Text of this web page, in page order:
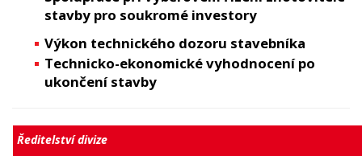
stavby pro soukromé investory
Výkon technického dozoru stavebníka
Technicko-ekonomické vyhodnocení po
ukončení stavby
Ředitelství divize